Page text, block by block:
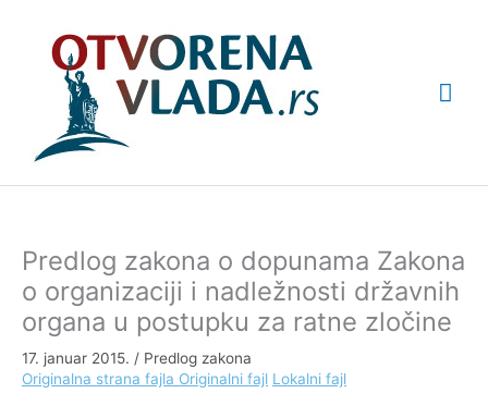
Predlog zakona o dopunama Zakona
o organizaciji i nadležnosti državnih
organa u postupku za ratne zločine
17. januar 2015. / Predlog zakona
Originalna strana fajla Originalni fajl Lokalni fajl